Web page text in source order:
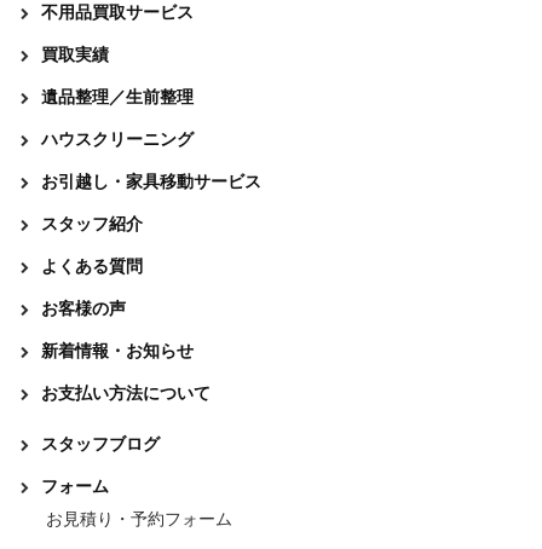
不用品買取サービス
買取実績
遺品整理／生前整理
ハウスクリーニング
お引越し・家具移動サービス
スタッフ紹介
よくある質問
お客様の声
新着情報・お知らせ
お支払い方法について
スタッフブログ
フォーム
お見積り・予約フォーム